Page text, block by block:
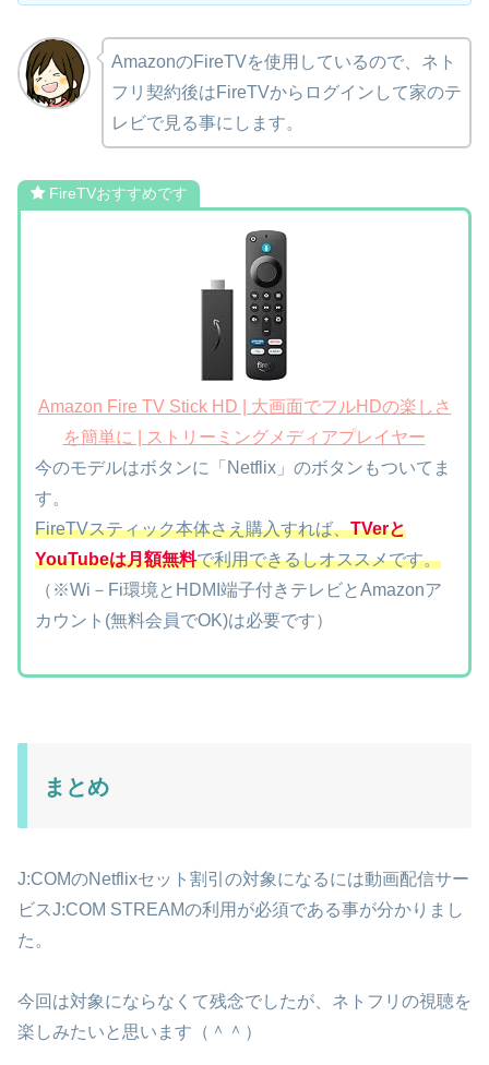
AmazonのFireTVを使用しているので、ネト
フリ契約後はFireTVからログインして家のテ
レビで見る事にします。
FireTVおすすめです
Amazon Fire TV Stick HD | 大画面でフルHDの楽しさ
を簡単に | ストリーミングメディアプレイヤー
今のモデルはボタンに「Netflix」のボタンもついてま
す。
FireTVスティック本体さえ購入すれば、TVerと
YouTubeは月額無料で利用できるしオススメです。
（※Wi－Fi環境とHDMI端子付きテレビとAmazonア
カウント(無料会員でOK)は必要です）
まとめ
J:COMのNetflixセット割引の対象になるには動画配信サー
ビスJ:COM STREAMの利用が必須である事が分かりまし
た。
今回は対象にならなくて残念でしたが、ネトフリの視聴を
楽しみたいと思います（＾＾）